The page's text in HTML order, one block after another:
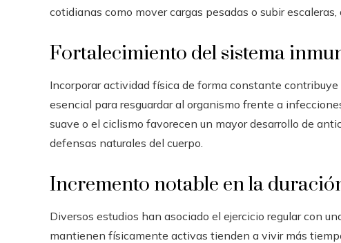
cotidianas como mover cargas pesadas o subir
Fortalecimiento del sistema
Incorporar actividad física de forma constante
esencial para resguardar al organismo frente a
suave o el ciclismo favorecen un mayor desarrollo de
defensas naturales del cuerpo.
Incremento notable en la
Diversos estudios han asociado el ejercicio regular con
mantienen físicamente activas tienden a vivir más